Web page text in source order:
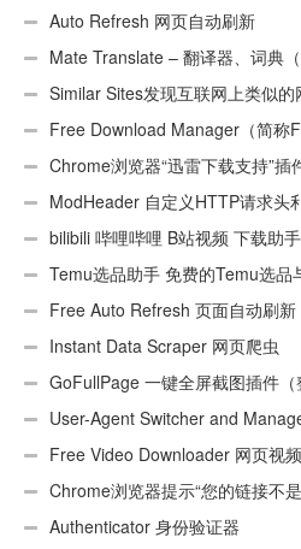
Auto Refresh 网页自动刷新
Mate Translate – 翻译器、词典
Similar Sites发现互联网上类似的
Free Download Manager（简称
插件Chrome浏览器“迅雷下载支持”插
ModHeader 自定义HTTP请求头
bilibili 哔哩哔哩 B站视频 下载助手
Temu选品助手 免费的Temu选
件 Free Auto Refresh 页面自动刷新
Instant Data Scraper 网页爬虫
GoFullPage 一键全屏截图插件（
User-Agent Switcher and
UA)Free Video Downloader 网页视
ts文件Chrome浏览器提示“您的链接不
Authenticator 身份验证器